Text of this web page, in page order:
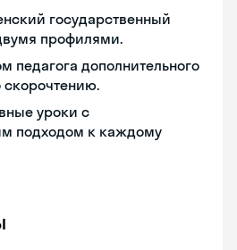
государственный
профилями.
педагога дополнительного
скорочтению.
уроки с
подходом к каждому